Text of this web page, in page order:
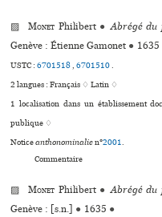
▨Monet Philibert ● Abrégé du
Genève : Étienne Gamonet ● 1635
USTC :6701518,6701510.
2 langues :Français ♢Latin ♢
1 localisation dans un établissement
publique ♢
Noticeanthonominalien°2001.
Commentaire
▨Monet Philibert ● Abrégé du
Genève : [s.n.] ● 1635 ●